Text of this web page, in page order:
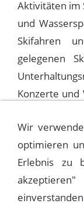
Aktivitäten im
und
Skifahren
gelegenen
Konzerte und
1975-
Wir
optimieren
Erlebnis zu